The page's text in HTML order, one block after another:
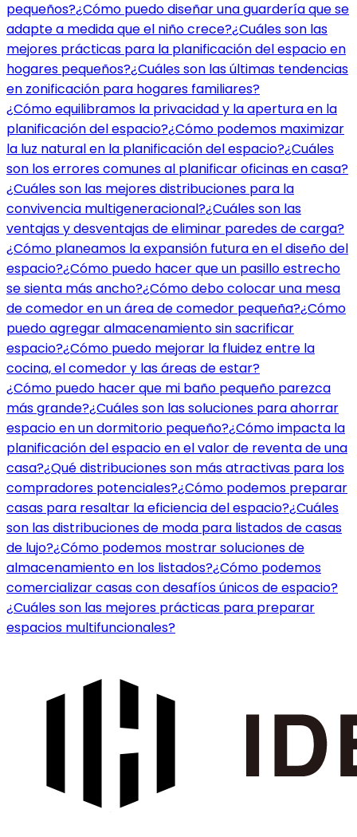
pequeños?¿Cómo puedo diseñar una guardería que se
adapte a medida que el niño crece?¿Cuáles son las
mejores prácticas para la planificación del espacio en
hogares pequeños?¿Cuáles son las últimas tendencias
en zonificación para hogares familiares?
¿Cómo equilibramos la privacidad y la apertura en la
planificación del espacio?¿Cómo podemos maximizar
la luz natural en la planificación del espacio?¿Cuáles
son los errores comunes al planificar oficinas en casa?
¿Cuáles son las mejores distribuciones para la
convivencia multigeneracional?¿Cuáles son las
ventajas y desventajas de eliminar paredes de carga?
¿Cómo planeamos la expansión futura en el diseño del
espacio?¿Cómo puedo hacer que un pasillo estrecho
se sienta más ancho?¿Cómo debo colocar una mesa
de comedor en un área de comedor pequeña?¿Cómo
puedo agregar almacenamiento sin sacrificar
espacio?¿Cómo puedo mejorar la fluidez entre la
cocina, el comedor y las áreas de estar?
¿Cómo puedo hacer que mi baño pequeño parezca
más grande?¿Cuáles son las soluciones para ahorrar
espacio en un dormitorio pequeño?¿Cómo impacta la
planificación del espacio en el valor de reventa de una
casa?¿Qué distribuciones son más atractivas para los
compradores potenciales?¿Cómo podemos preparar
casas para resaltar la eficiencia del espacio?¿Cuáles
son las distribuciones de moda para listados de casas
de lujo?¿Cómo podemos mostrar soluciones de
almacenamiento en los listados?¿Cómo podemos
comercializar casas con desafíos únicos de espacio?
¿Cuáles son las mejores prácticas para preparar
espacios multifuncionales?